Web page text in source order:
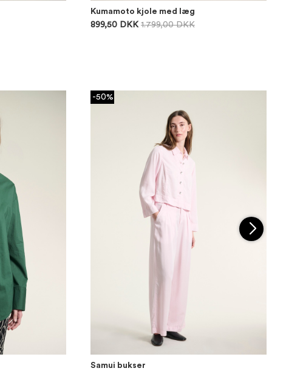
Kumamoto kjole med læg
899,50 DKK 1.799,00 DKK
-50%
Samui bukser